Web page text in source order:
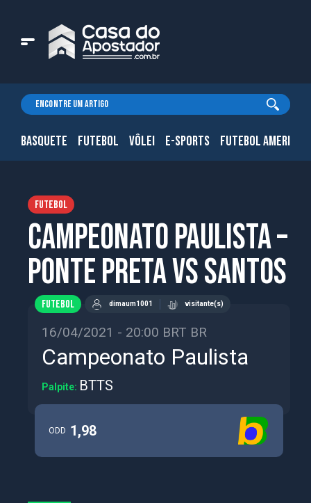
BASQUETE FUTEBOL VÔLEI E-SPORTS FUTEBOL
FUTEBOL
Campeonato Paulista –
Ponte Preta vs Santos
FUTEBOL dimaum1001 visitante(s)
16/04/2021 - 20:00 BRT BR
Campeonato Paulista
Palpite: BTTS
ODD 1,98